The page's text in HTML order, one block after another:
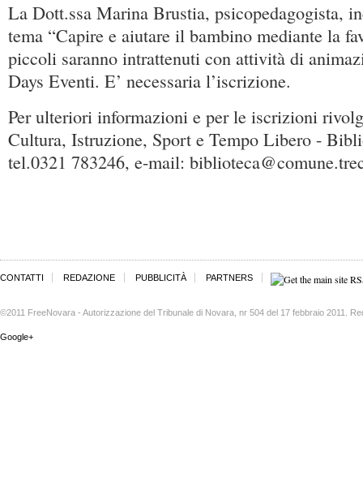
La Dott.ssa Marina Brustia, psicopedagogista,
tema “Capire e aiutare il bambino mediante la
piccoli saranno intrattenuti con attività di
Days Eventi. E’ necessaria l’iscrizione.
Per ulteriori informazioni e per le iscrizioni
Cultura, Istruzione, Sport e Tempo Libero -
tel.0321 783246, e-mail:
CONTATTI REDAZIONE PUBBLICITÀ PARTNERS
©2011 FreeNovara - Autorizzazione del Tribunale di Novara, nr 504 del 17 febbraio 2011.
Google+